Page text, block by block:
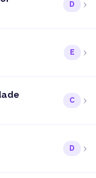
D
E
C
D